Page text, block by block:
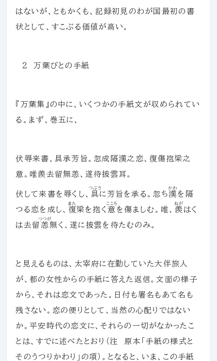
はないが、ともかくも、記録初見のわが国最初の書
状として、すこぶる価値が高い。
２ 万葉びとの手紙
『万葉集』の中に、いくつかの手紙文が収められてい
る。まず、巻五に、
伏辱来書、具承芳旨。忽成隔漢之恋、復傷抱梁之
意。唯羨去留無恙、遂待披雲耳。
伏して来書を辱くし、 具
つぶさ
に芳旨を承る。忽ち漢
かわ
を隔
つる恋を成し、 復
また
梁を抱く 意
こころ
を傷ましむ。唯、 羨
ねが
はく
は去留 恙
つつが
無く、遂に披雲を待たむのみ。
と見えるものは、太宰府に在勤していた大伴旅人
が、都の女性からの手紙に答えた返信。文面の様子
から、それは恋文であった。日付も署名もあて名も
残さない。恋の便りとして、当然の心配りではない
か。平安時代の恋文に、それらの一切がなかったこ
とは、すでに述べたとおり（注 原本「手紙の様式と
そのうつりかわり」の項）。となると、いま、この手紙